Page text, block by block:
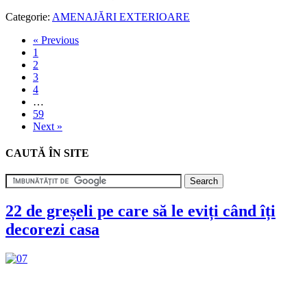
Categorie: AMENAJĂRI EXTERIOARE
« Previous
1
2
3
4
…
59
Next »
CAUTĂ ÎN SITE
22 de greșeli pe care să le eviți când îți
decorezi casa